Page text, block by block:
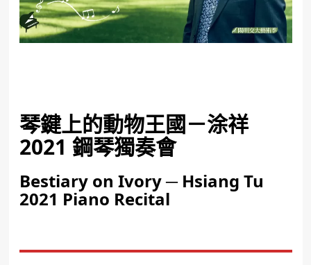
琴鍵上的動物王國－涂祥
2021 鋼琴獨奏會
Bestiary on Ivory ─ Hsiang Tu
2021 Piano Recital